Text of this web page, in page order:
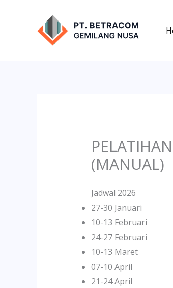
(MANUAL)
Jadwal 2026
27-30 Januari
10-13 Februari
24-27 Februari
10-13 Maret
07-10 April
21-24 April